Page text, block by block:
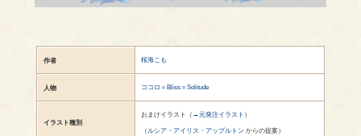
作者 桜海こも
人物 ココロ＝Bliss＝Solitude
イラスト種別
おまけイラスト（ →元発注イラスト ）
（ルシア・アイリス・アップルトンからの提案）